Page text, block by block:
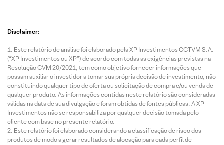
Disclaimer:
Este relatório de análise foi elaborado pela XP Investimentos CCTVM S.A.
(“XP Investimentos ou XP”) de acordo com todas as exigências previstas na
Resolução CVM 20/2021, tem como objetivo fornecer informações que
possam auxiliar o investidor a tomar sua própria decisão de investimento, não
constituindo qualquer tipo de oferta ou solicitação de compra e/ou venda de
qualquer produto. As informações contidas neste relatório são consideradas
válidas na data de sua divulgação e foram obtidas de fontes públicas. A XP
Investimentos não se responsabiliza por qualquer decisão tomada pelo
cliente com base no presente relatório.
Este relatório foi elaborado considerando a classificação de risco dos
produtos de modo a gerar resultados de alocação para cada perfil de